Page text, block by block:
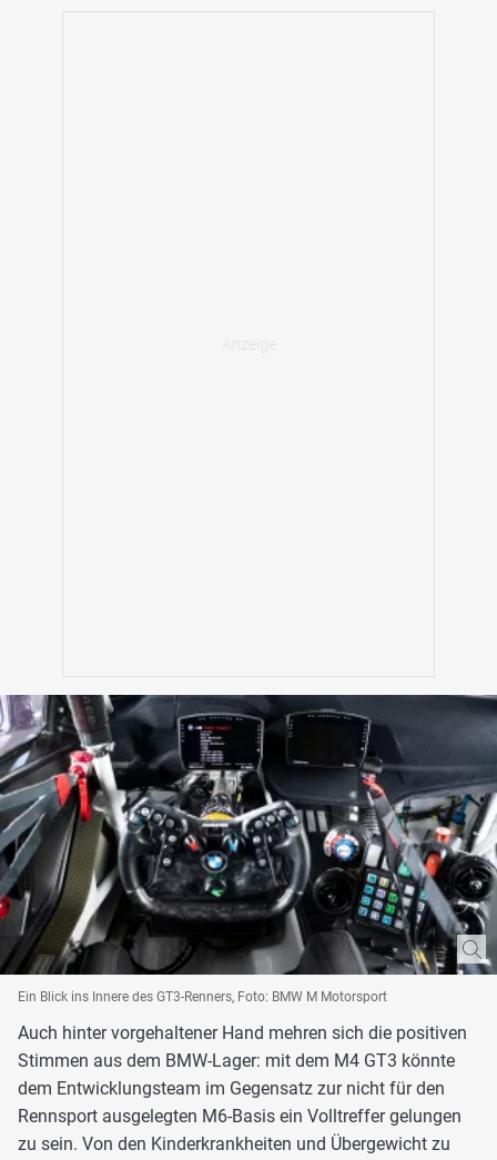
Ein Blick ins Innere des GT3-Renners, Foto: BMW M Motorsport
Auch hinter vorgehaltener Hand mehren sich die positiven
Stimmen aus dem BMW-Lager: mit dem M4 GT3 könnte
dem Entwicklungsteam im Gegensatz zur nicht für den
Rennsport ausgelegten M6-Basis ein Volltreffer gelungen
zu sein. Von den Kinderkrankheiten und Übergewicht zu